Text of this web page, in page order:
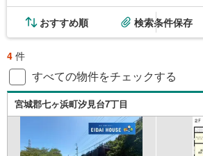
おすすめ順 検索条件保存
4 件
すべての物件をチェックする
宮城郡七ヶ浜町汐見台7丁目